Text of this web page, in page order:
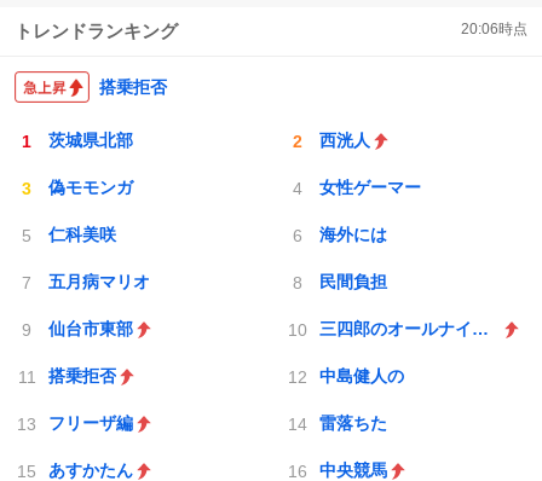
トレンドランキング 20:06時点
搭乗拒否
茨城県北部 西洸人
偽モモンガ 女性ゲーマー
仁科美咲 海外には
五月病マリオ 民間負担
仙台市東部 三四郎のオールナイトニッポン0
搭乗拒否 中島健人の
フリーザ編 雷落ちた
あすかたん 中央競馬